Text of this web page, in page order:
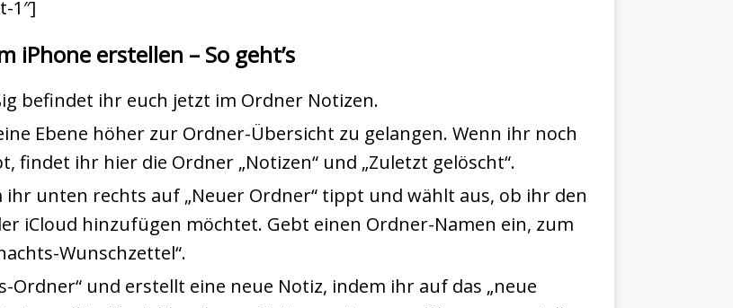
1″]
iPhone erstellen – So geht’s
befindet ihr euch jetzt im Ordner Notizen.
Ebene höher zur Ordner-Übersicht zu gelangen. Wenn ihr noch
findet ihr hier die Ordner „Notizen“ und „Zuletzt gelöscht“.
unten rechts auf „Neuer Ordner“ tippt und wählt aus, ob ihr den
iCloud hinzufügen möchtet. Gebt einen Ordner-Namen ein, zum
Wunschzettel“.
und erstellt eine neue Notiz, indem ihr auf das „neue